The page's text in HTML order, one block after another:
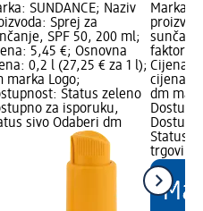
SUNDANCE; Naziv
Sprej za
SPF 50, 200 ml;
5,45 €; Osnovna
0,2 l (27,25 € za 1 l);
marka Logo;
Status zeleno
za isporuku,
sivo Odaberi dm
Marka:
Cijena:
cijena:
dm
Status
trgovinu